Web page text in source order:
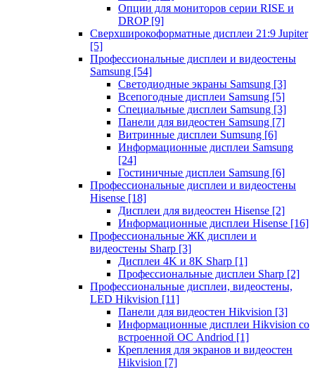
Опции для мониторов серии RISE и
DROP [9]
Сверхширокоформатные дисплеи 21:9 Jupiter
[5]
Профессиональные дисплеи и видеостены
Samsung [54]
Светодиодные экраны Samsung [3]
Всепогодные дисплеи Samsung [5]
Специальные дисплеи Samsung [3]
Панели для видеостен Samsung [7]
Витринные дисплеи Sumsung [6]
Информационные дисплеи Samsung
[24]
Гостиничные дисплеи Samsung [6]
Профессиональные дисплеи и видеостены
Hisense [18]
Дисплеи для видеостен Hisense [2]
Информационные дисплеи Hisense [16]
Профессиональные ЖК дисплеи и
видеостены Sharp [3]
Дисплеи 4K и 8K Sharp [1]
Профессиональные дисплеи Sharp [2]
Профессиональные дисплеи, видеостены,
LED Hikvision [11]
Панели для видеостен Hikvision [3]
Информационные дисплеи Hikvision со
встроенной ОС Andriod [1]
Крепления для экранов и видеостен
Hikvision [7]